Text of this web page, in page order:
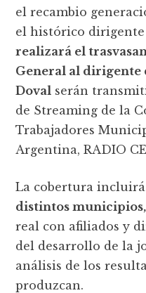
el recambio
el histórico
realizará el
General al dirigente
Doval serán
de Streaming de la
Trabajadores
Argentina, RADIO
La cobertura
distintos municipios,
real con afiliados y
del desarrollo de la
análisis de los
produzcan.